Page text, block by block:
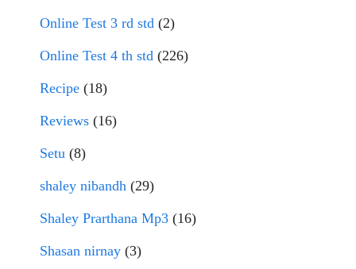
Online Test 3 rd std (2)
Online Test 4 th std (226)
Recipe (18)
Reviews (16)
Setu (8)
shaley nibandh (29)
Shaley Prarthana Mp3 (16)
Shasan nirnay (3)